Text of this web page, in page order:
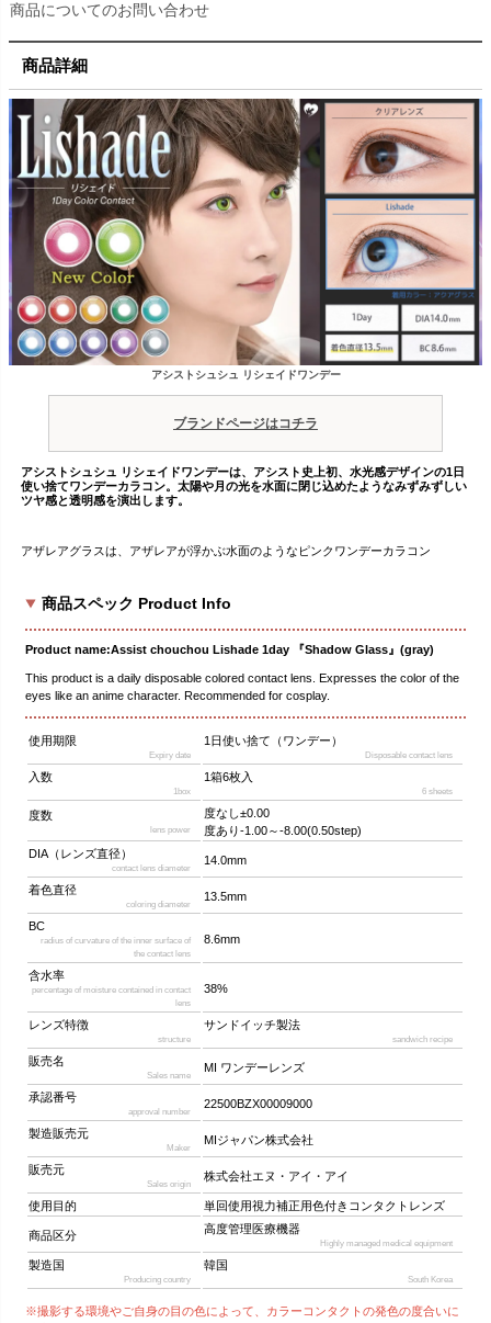
商品についてのお問い合わせ
商品詳細
アシストシュシュ リシェイドワンデー
ブランドページはコチラ
アシストシュシュ リシェイドワンデーは、アシスト史上初、水光感デザインの1日
使い捨てワンデーカラコン。太陽や月の光を水面に閉じ込めたようなみずみずしい
ツヤ感と透明感を演出します。
アザレアグラスは、アザレアが浮かぶ水面のようなピンクワンデーカラコン
商品スペック Product Info
Product name:Assist chouchou Lishade 1day 『Shadow Glass』(gray)
This product is a daily disposable colored contact lens. Expresses the color of the
eyes like an anime character. Recommended for cosplay.
使用期限
Expiry date
1日使い捨て（ワンデー）
Disposable contact lens
入数
1box
1箱6枚入
6 sheets
度数
lens power
度なし±0.00
度あり-1.00～-8.00(0.50step)
DIA（レンズ直径）
contact lens diameter
14.0mm
着色直径
coloring diameter
13.5mm
BC
radius of curvature of the inner surface of
the contact lens
8.6mm
含水率
percentage of moisture contained in contact
lens
38%
レンズ特徴
structure
サンドイッチ製法
sandwich recipe
販売名
Sales name
MI ワンデーレンズ
承認番号
approval number
22500BZX00009000
製造販売元
Maker
MIジャパン株式会社
販売元
Sales origin
株式会社エヌ・アイ・アイ
使用目的 単回使用視力補正用色付きコンタクトレンズ
商品区分 高度管理医療機器
Highly managed medical equipment
製造国
Producing country
韓国
South Korea
※撮影する環境やご自身の目の色によって、カラーコンタクトの発色の度合いに